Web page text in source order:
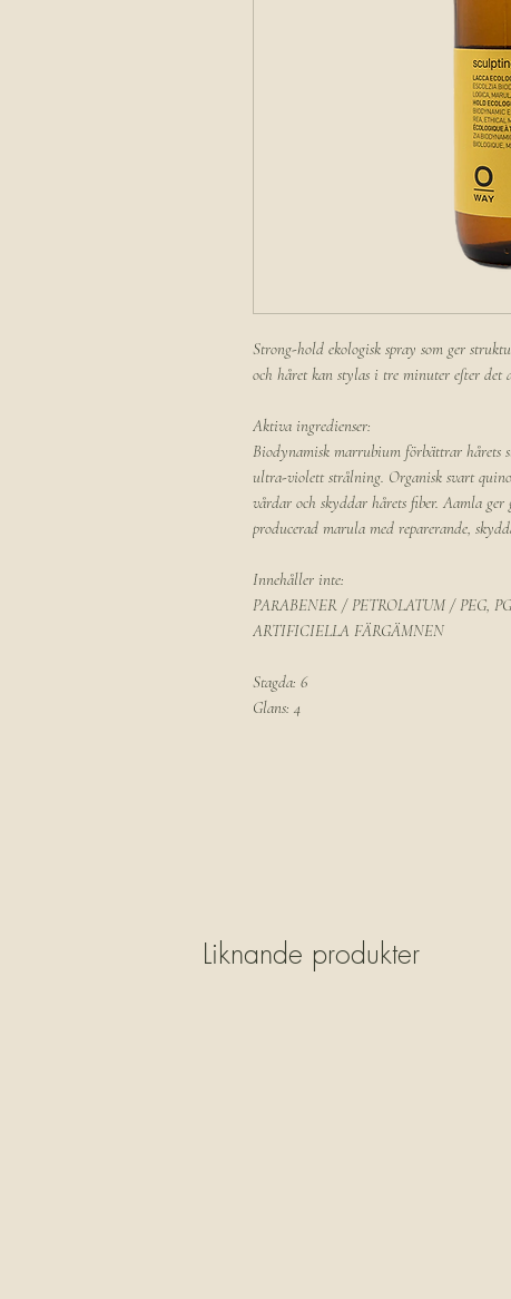
Strong-hold ekologisk spray som ger
och håret kan stylas i tre minuter efter det
Aktiva ingredienser:
Biodynamisk marrubium förbättrar hårets
ultra-violett strålning. Organisk svart
vårdar och skyddar hårets fiber. Aamla
producerad marula med reparerande,
Innehåller inte:
PARABENER / PETROLATUM / PEG,
ARTIFICIELLA FÄRGÄMNEN
Stagda: 6
Glans: 4
Liknande produkter